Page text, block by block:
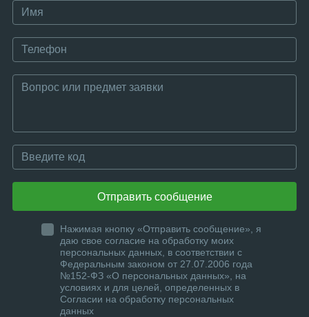
Отправить сообщение
Нажимая кнопку «Отправить сообщение», я
даю свое согласие на обработку моих
персональных данных, в соответствии с
Федеральным законом от 27.07.2006 года
№152-ФЗ «О персональных данных», на
условиях и для целей, определенных в
Согласии на обработку персональных
данных